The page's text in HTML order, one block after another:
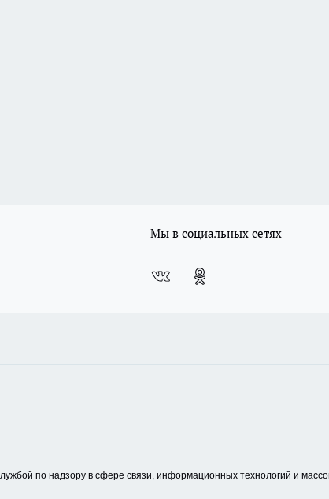
Мы в социальных сетях
по надзору в сфере связи, информационных технологий и